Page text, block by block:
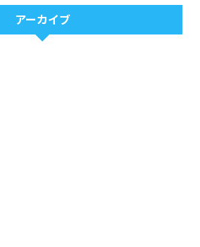
アーカイブ